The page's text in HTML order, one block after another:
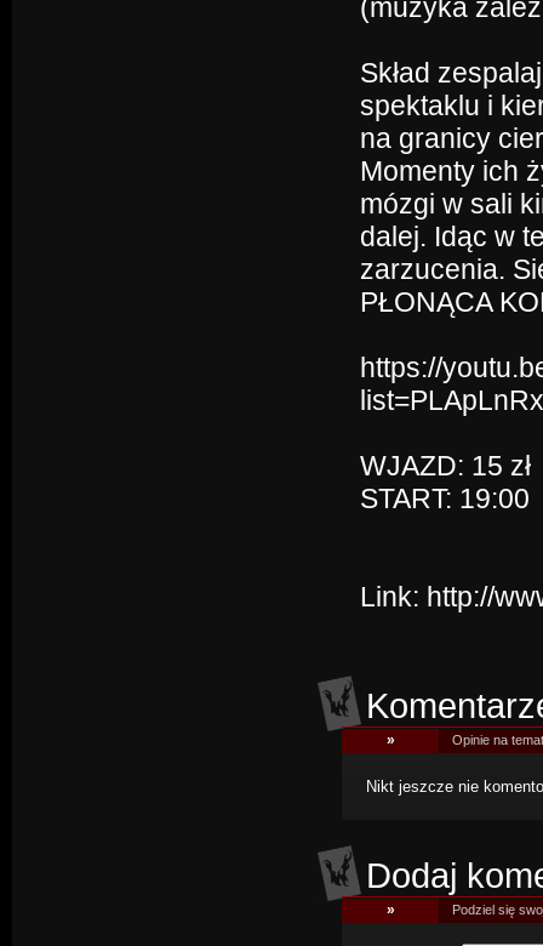
(muzyka
Skład
spektaklu i
na granicy
Momenty ich
mózgi w sali
dalej. Idąc w
zarzucenia.
PŁONĄCA
https://
WJAZD: 15 zł
START: 19:00
Link: http://
» Opinie na
Nikt jeszcze nie
Dodaj
» Podziel się